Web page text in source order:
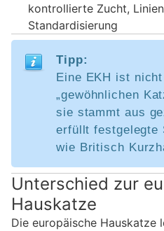
kontrollierte Zucht,
Standardisierung
Tipp:
Eine EKH ist
„gewöhnlichen
sie stammt aus
erfüllt festgelegte
wie Britisch
Unterschied zur
Hauskatze
Die europäische Hauskatze